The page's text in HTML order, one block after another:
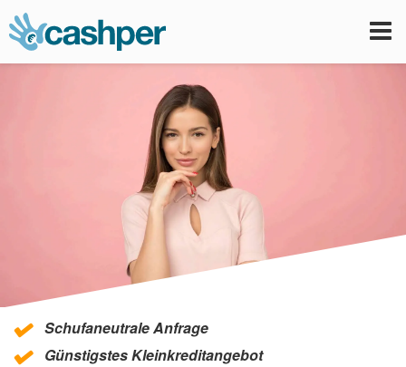
Schufaneutrale Anfrage
Günstigstes Kleinkreditangebot